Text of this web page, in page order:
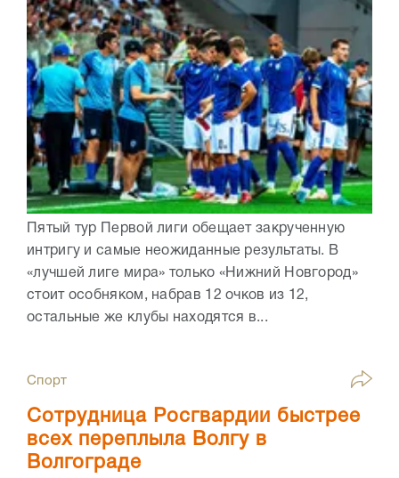
Пятый тур Первой лиги обещает закрученную
интригу и самые неожиданные результаты. В
«лучшей лиге мира» только «Нижний Новгород»
стоит особняком, набрав 12 очков из 12,
остальные же клубы находятся в...
Спорт
Сотрудница Росгвардии быстрее
всех переплыла Волгу в
Волгограде